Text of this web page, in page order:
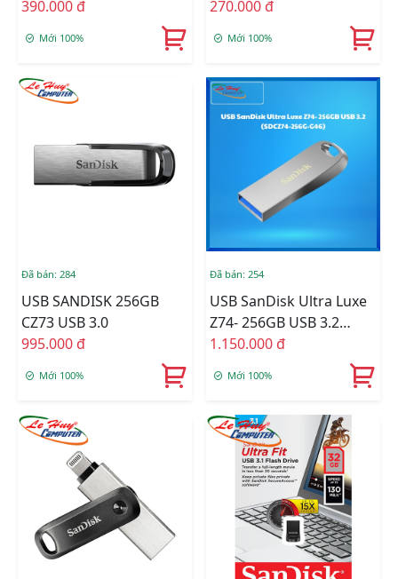
(SDCZ74-064G-G46)
390.000 đ
Mới 100%
(SDCZ74-032G-G46)
270.000 đ
Mới 100%
Đã bán: 284
USB SANDISK 256GB
CZ73 USB 3.0
995.000 đ
Mới 100%
Đã bán: 254
USB SanDisk Ultra Luxe
Z74- 256GB USB 3.2
(SDCZ74-256G-G46)
1.150.000 đ
Mới 100%